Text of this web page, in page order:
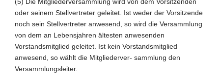
oder seinem Stellvertreter geleitet. Ist weder der Vorsitzende
noch sein Stellvertreter anwesend, so wird die Versammlung
von dem an Lebensjahren ältesten anwesenden
Vorstandsmitglied geleitet. Ist kein Vorstandsmitglied
anwesend, so wählt die Mitgliederver- sammlung den
Versammlungsleiter.